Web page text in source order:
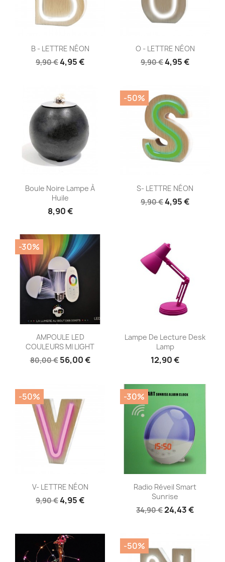
 Aperçu rapide
B - LETTRE NÉON
9,90 €4,95 €
 Aperçu rapide
O - LETTRE NÉON
9,90 €4,95 €
Aperçu rapide
Boule Noire Lampe À
Huile
8,90 €
 Aperçu rapide
S- LETTRE NÉON
9,90 €4,95 €
-50%
Aperçu rapide
AMPOULE LED
COULEURS MI LIGHT
80,00 € 56,00 €
-30%
Aperçu rapide
Lampe De Lecture Desk
Lamp
12,90 €
 Aperçu rapide
V- LETTRE NÉON
9,90 €4,95 €
-50%
Aperçu rapide
Radio Réveil Smart
Sunrise
34,90 €24,43 €
-30%
-50%